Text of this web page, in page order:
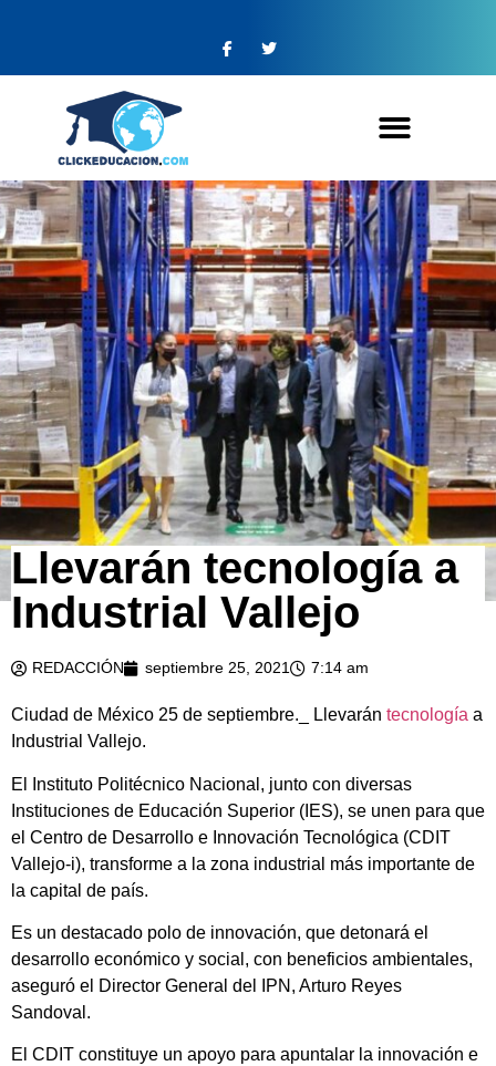
Llevarán tecnología a
Industrial Vallejo
REDACCIÓN septiembre 25, 2021 7:14 am
Ciudad de México 25 de septiembre._ Llevarán tecnología a
Industrial Vallejo.
El Instituto Politécnico Nacional, junto con diversas
Instituciones de Educación Superior (IES), se unen para que
el Centro de Desarrollo e Innovación Tecnológica (CDIT
Vallejo-i), transforme a la zona industrial más importante de
la capital de país.
Es un destacado polo de innovación, que detonará el
desarrollo económico y social, con beneficios ambientales,
aseguró el Director General del IPN, Arturo Reyes
Sandoval.
El CDIT constituye un apoyo para apuntalar la innovación e